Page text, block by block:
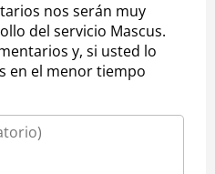
nos serán muy
del servicio Mascus.
y, si usted lo
en el menor tiempo